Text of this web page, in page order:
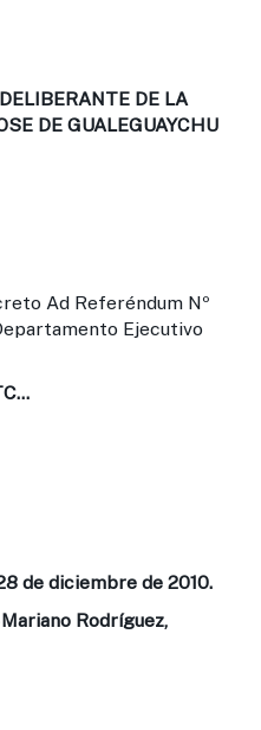
DE LA
DE GUALEGUAYCHU
Ad Referéndum Nº
Ejecutivo
de diciembre de 2010.
Rodríguez,